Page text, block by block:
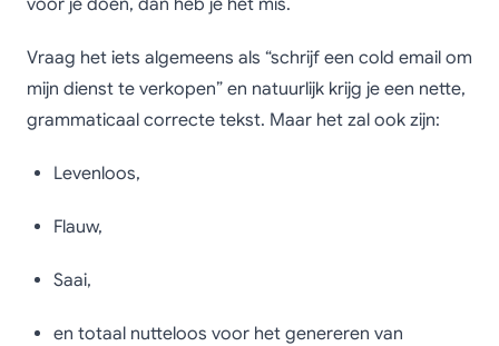
Vraag het iets algemeens als “schrijf een cold email om
mijn dienst te verkopen” en natuurlijk krijg je een nette,
grammaticaal correcte tekst. Maar het zal ook zijn:
Levenloos,
Flauw,
Saai,
en totaal nutteloos voor het genereren van